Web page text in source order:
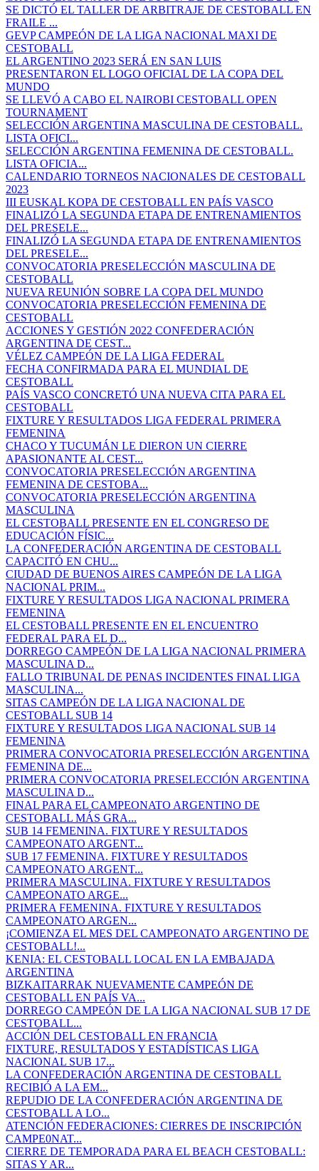
SE DICTÓ EL TALLER DE ARBITRAJE DE CESTOBALL EN
FRAILE ...
GEVP CAMPEÓN DE LA LIGA NACIONAL MAXI DE
CESTOBALL
EL ARGENTINO 2023 SERÁ EN SAN LUIS
PRESENTARON EL LOGO OFICIAL DE LA COPA DEL
MUNDO
SE LLEVÓ A CABO EL NAIROBI CESTOBALL OPEN
TOURNAMENT
SELECCIÓN ARGENTINA MASCULINA DE CESTOBALL.
LISTA OFICI...
SELECCIÓN ARGENTINA FEMENINA DE CESTOBALL.
LISTA OFICIA...
CALENDARIO TORNEOS NACIONALES DE CESTOBALL
2023
III EUSKAL KOPA DE CESTOBALL EN PAÍS VASCO
FINALIZÓ LA SEGUNDA ETAPA DE ENTRENAMIENTOS
DEL PRESELE...
FINALIZÓ LA SEGUNDA ETAPA DE ENTRENAMIENTOS
DEL PRESELE...
CONVOCATORIA PRESELECCIÓN MASCULINA DE
CESTOBALL
NUEVA REUNIÓN SOBRE LA COPA DEL MUNDO
CONVOCATORIA PRESELECCIÓN FEMENINA DE
CESTOBALL
ACCIONES Y GESTIÓN 2022 CONFEDERACIÓN
ARGENTINA DE CEST...
VÉLEZ CAMPEÓN DE LA LIGA FEDERAL
FECHA CONFIRMADA PARA EL MUNDIAL DE
CESTOBALL
PAÍS VASCO CONCRETÓ UNA NUEVA CITA PARA EL
CESTOBALL
FIXTURE Y RESULTADOS LIGA FEDERAL PRIMERA
FEMENINA
CHACO Y TUCUMÁN LE DIERON UN CIERRE
APASIONANTE AL CEST...
CONVOCATORIA PRESELECCIÓN ARGENTINA
FEMENINA DE CESTOBA...
CONVOCATORIA PRESELECCIÓN ARGENTINA
MASCULINA
EL CESTOBALL PRESENTE EN EL CONGRESO DE
EDUCACIÓN FÍSIC...
LA CONFEDERACIÓN ARGENTINA DE CESTOBALL
CAPACITÓ EN CHU...
CIUDAD DE BUENOS AIRES CAMPEÓN DE LA LIGA
NACIONAL PRIM...
FIXTURE Y RESULTADOS LIGA NACIONAL PRIMERA
FEMENINA
EL CESTOBALL PRESENTE EN EL ENCUENTRO
FEDERAL PARA EL D...
DORREGO CAMPEÓN DE LA LIGA NACIONAL PRIMERA
MASCULINA D...
FALLO TRIBUNAL DE PENAS INCIDENTES FINAL LIGA
MASCULINA...
SITAS CAMPEÓN DE LA LIGA NACIONAL DE
CESTOBALL SUB 14
FIXTURE Y RESULTADOS LIGA NACIONAL SUB 14
FEMENINA
PRIMERA CONVOCATORIA PRESELECCIÓN ARGENTINA
FEMENINA DE...
PRIMERA CONVOCATORIA PRESELECCIÓN ARGENTINA
MASCULINA D...
FINAL PARA EL CAMPEONATO ARGENTINO DE
CESTOBALL MÁS GRA...
SUB 14 FEMENINA. FIXTURE Y RESULTADOS
CAMPEONATO ARGENT...
SUB 17 FEMENINA. FIXTURE Y RESULTADOS
CAMPEONATO ARGENT...
PRIMERA MASCULINA. FIXTURE Y RESULTADOS
CAMPEONATO ARGE...
PRIMERA FEMENINA. FIXTURE Y RESULTADOS
CAMPEONATO ARGEN...
¡COMIENZA EL MES DEL CAMPEONATO ARGENTINO DE
CESTOBALL!...
KENIA: EL CESTOBALL LOCAL EN LA EMBAJADA
ARGENTINA
BIZKAITARRAK NUEVAMENTE CAMPEÓN DE
CESTOBALL EN PAÍS VA...
DORREGO CAMPEÓN DE LA LIGA NACIONAL SUB 17 DE
CESTOBALL...
ACCIÓN DEL CESTOBALL EN FRANCIA
FIXTURE, RESULTADOS Y ESTADÍSTICAS LIGA
NACIONAL SUB 17...
LA CONFEDERACIÓN ARGENTINA DE CESTOBALL
RECIBIÓ A LA EM...
REPUDIO DE LA CONFEDERACIÓN ARGENTINA DE
CESTOBALL A LO...
ATENCIÓN FEDERACIONES: CIERRES DE INSCRIPCIÓN
CAMPE0NAT...
CIERRE DE TEMPORADA PARA EL BEACH CESTOBALL:
SITAS Y AR...